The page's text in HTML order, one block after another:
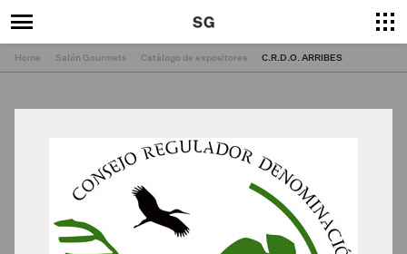
Home Salón Gourmets Catálogo de expositores C.R.D.O. ARRIBES